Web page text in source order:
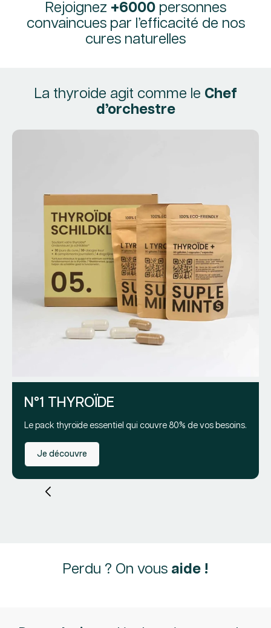
Rejoignez +6000personnes
convaincues par l’efficacité de nos
cures naturelles
La thyroide agit comme le Chef
d’orchestre
N°1 THYROÏDE
Le pack thyroïde essentiel qui couvre 80% de vos besoins.
Je découvre
Perdu ? On vous aide !